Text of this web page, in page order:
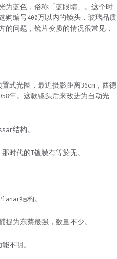
为蓝色，俗称「蓝眼睛」。这个时
购编号400万以内的镜头，玻璃品质
的问题，镜片变质的情况很常见，
式光圈，最近摄影距离36cm，西德
年。这款镜头后来改进为自动光
结构。
时代的T镀膜有等於无。
结构。
为东蔡最强，数量不少。
不明。